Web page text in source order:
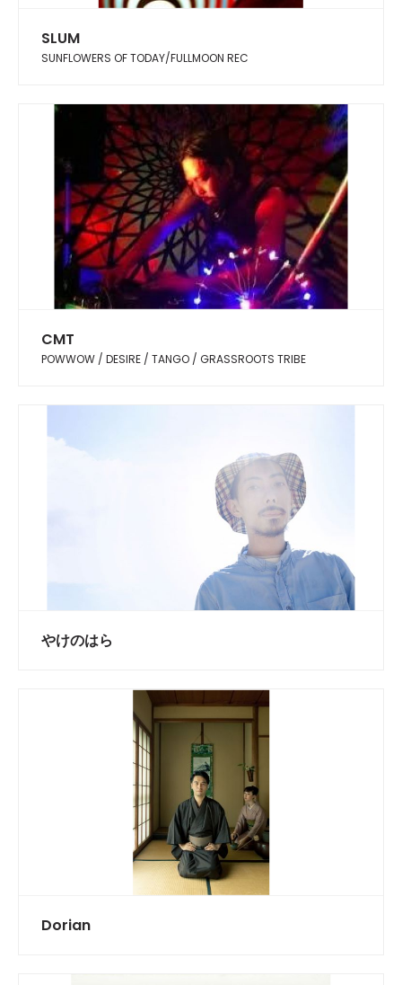
SLUM
SUNFLOWERS OF TODAY/FULLMOON REC
CMT
POWWOW / DESIRE / TANGO / GRASSROOTS TRIBE
やけのはら
Dorian